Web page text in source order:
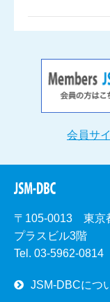
会員サ
〒105-0013 東京
プラスビル3階
Tel. 03-5962-0814
JSM-DBCにつ